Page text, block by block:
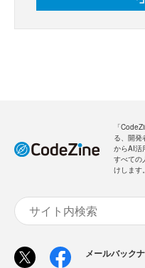
「
る、開発
からAI活
すべての
けします。
メールバック